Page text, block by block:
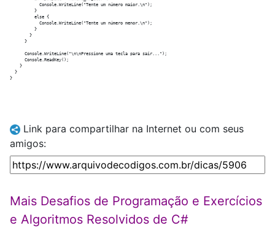
            Console.WriteLine("Tente um número maior.\n");
          }
          else {
            Console.WriteLine("Tente um número menor.\n");
          }
        }
      }
      Console.WriteLine("\n\nPressione uma tecla para sair...");
      Console.ReadKey();
    }
  }
Link para compartilhar na Internet ou com seus
amigos:
Mais Desafios de Programação e Exercícios
e Algoritmos Resolvidos de C#